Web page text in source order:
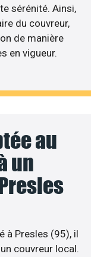
sérénité. Ainsi,
du couvreur,
de manière
en vigueur.
au
un
à Presles (95), il
couvreur local.